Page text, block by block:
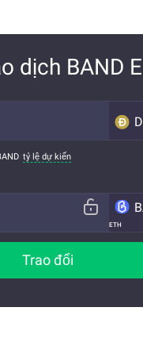
dịch BAND
tỷ lệ dự kiến
ETH
Trao đổi